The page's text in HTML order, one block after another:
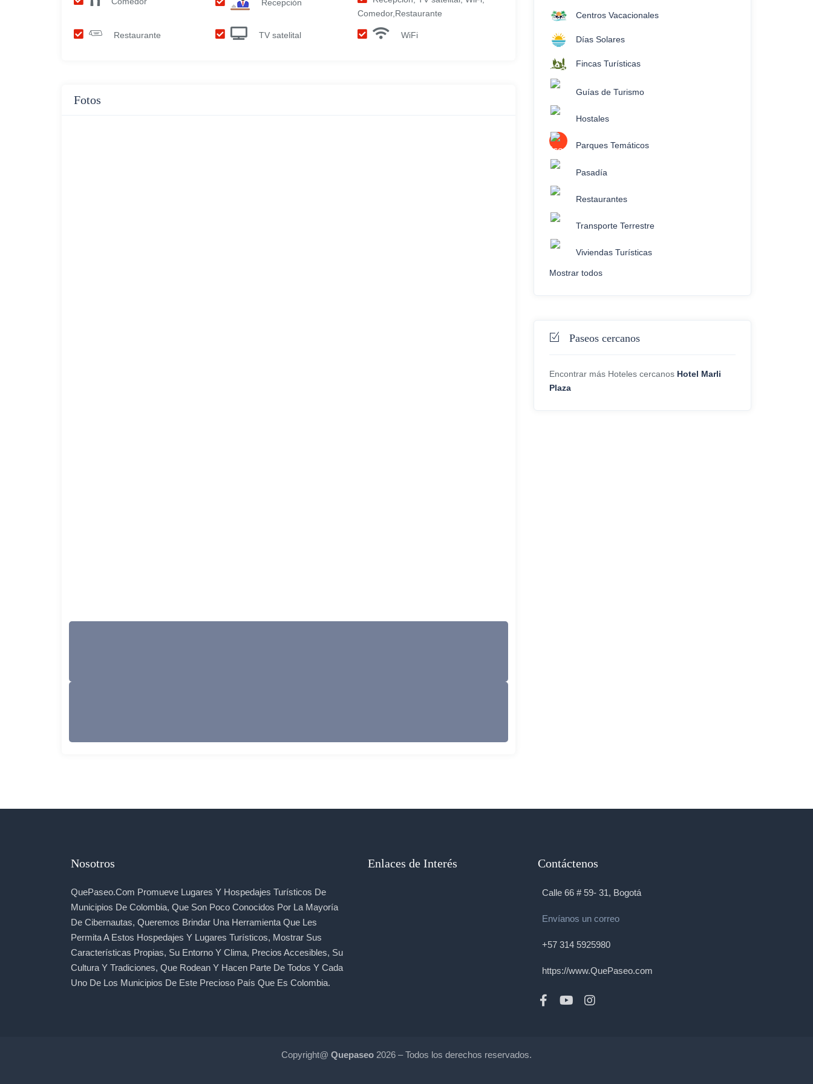
Recepción
Comedor,Restaurante
Restaurante TV satelital WiFi
Fotos
Centros Vacacionales
Días Solares
Fincas Turísticas
Guías de Turismo
Hostales
Parques Temáticos
Pasadía
Restaurantes
Transporte Terrestre
Viviendas Turísticas
Mostrar todos
Paseos cercanos
Encontrar más Hoteles cercanos Hotel Marli
Plaza
Nosotros
QuePaseo.com Promueve Lugares Y Hospedajes Turísticos De
Municipios De Colombia, Que Son Poco Conocidos Por La Mayoría
De Cibernautas, Queremos Brindar Una Herramienta Que Les
Permita A Estos Hospedajes Y Lugares Turísticos, Mostrar Sus
Características Propias, Su Entorno Y Clima, Precios Accesibles, Su
Cultura Y Tradiciones, Que Rodean Y Hacen Parte De Todos Y Cada
Uno De Los Municipios De Este Precioso País Que Es Colombia.
Enlaces de Interés Contáctenos
Calle 66 # 59- 31, Bogotá
Envíanos un correo
+57 314 5925980
https://www.QuePaseo.com
Copyright@ Quepaseo 2026 – Todos los derechos reservados.